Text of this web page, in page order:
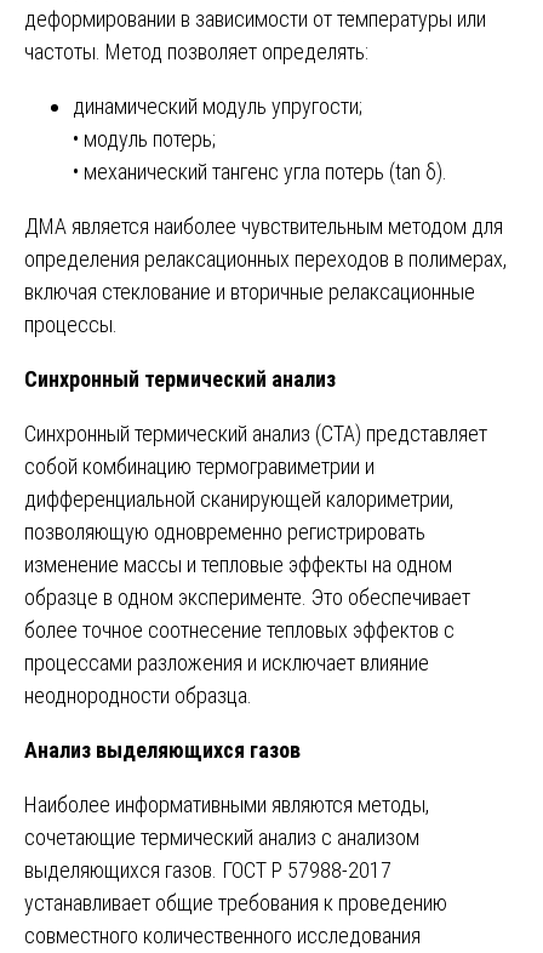
деформировании в зависимости от температуры или
частоты. Метод позволяет определять:
динамический модуль упругости;
• модуль потерь;
• механический тангенс угла потерь (tan δ).
ДМА является наиболее чувствительным методом для
определения релаксационных переходов в полимерах,
включая стеклование и вторичные релаксационные
процессы.
Синхронный термический анализ
Синхронный термический анализ (СТА) представляет
собой комбинацию термогравиметрии и
дифференциальной сканирующей калориметрии,
позволяющую одновременно регистрировать
изменение массы и тепловые эффекты на одном
образце в одном эксперименте. Это обеспечивает
более точное соотнесение тепловых эффектов с
процессами разложения и исключает влияние
неоднородности образца.
Анализ выделяющихся газов
Наиболее информативными являются методы,
сочетающие термический анализ с анализом
выделяющихся газов. ГОСТ Р 57988-2017
устанавливает общие требования к проведению
совместного количественного исследования